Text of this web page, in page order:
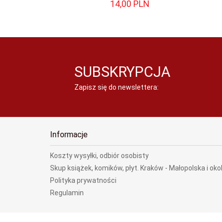
14,00 PLN
SUBSKRYPCJA
Zapisz się do newslettera:
Informacje
Koszty wysyłki, odbiór osobisty
Skup książek, komików, płyt. Kraków - Małopolska i
Polityka prywatności
Regulamin